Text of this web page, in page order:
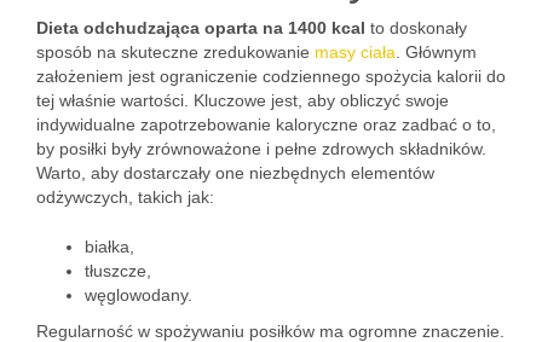
Dieta odchudzająca oparta na 1400 kcal to doskonały
sposób na skuteczne zredukowanie masy ciała . Głównym
założeniem jest ograniczenie codziennego spożycia kalorii do
tej właśnie wartości. Kluczowe jest, aby obliczyć swoje
indywidualne zapotrzebowanie kaloryczne oraz zadbać o to,
by posiłki były zrównoważone i pełne zdrowych składników.
Warto, aby dostarczały one niezbędnych elementów
odżywczych, takich jak:
białka,
tłuszcze,
węglowodany.
Regularność w spożywaniu posiłków ma ogromne znaczenie.